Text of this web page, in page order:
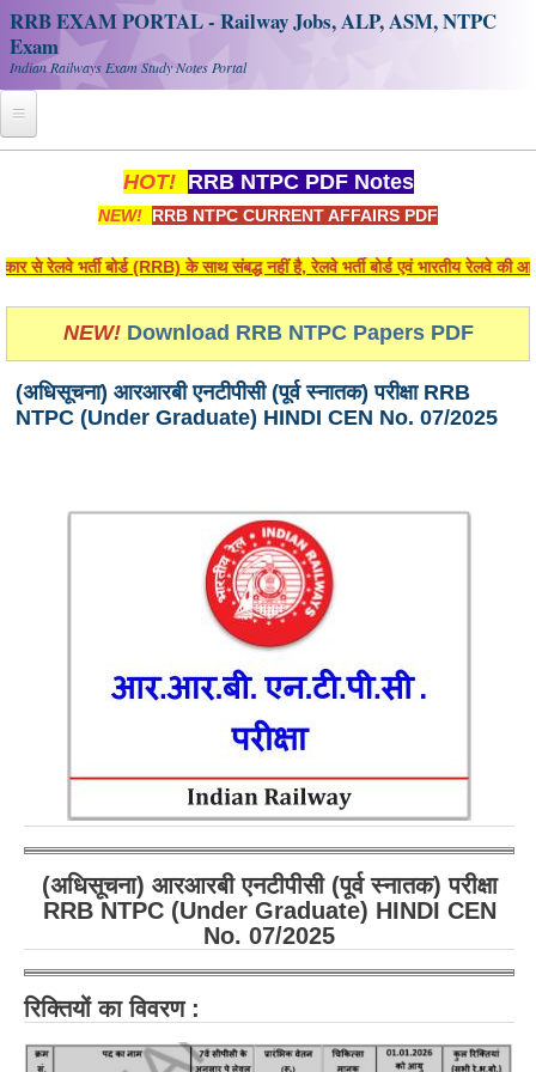
RRB EXAM PORTAL - Railway Jobs, ALP, ASM, NTPC
Exam
Indian Railways Exam Study Notes Portal
Register
Railway JOBS
RRB Apply Online
RRB Portal - हिन्दी
RRB NTPC CBT PDF Notes
RRB ALP(Loco Pilot) Study Kit
RRB Junior Engineer(JE) Kit
RRB Group-D Exam Study Kit
RRB लोको पायलट Study Kit
रेलवे भर्ती बोर्ड NTPC अध्ययन सामग्री
PARAMEDICAL CBT Study Notes
RRB RPF Constable STUDY NOTES
E-Books
ALP Exam Papers PDF
RRB ALP PSYCHO PDF
RRB NTPC Papers PDF
HOT! RRB NTPC PDF Notes
NEW! RRB NTPC CURRENT AFFAIRS PDF
भर्ती बोर्ड (RRB) के साथ संबद्ध नहीं है, रेलवे भर्ती बोर्ड एवं भारतीय रेलवे की
NEW! Download RRB NTPC Papers PDF
(अधिसूचना) आरआरबी एनटीपीसी (पूर्व स्नातक) परीक्षा RRB
NTPC (Under Graduate) HINDI CEN No. 07/2025
(अधिसूचना) आरआरबी एनटीपीसी (पूर्व स्नातक) परीक्षा
RRB NTPC (Under Graduate) HINDI CEN
No. 07/2025
रिक्तियों का विवरण :